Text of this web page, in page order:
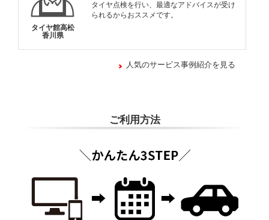
タイヤ館高松
香川県
タイヤ点検を行い、最適なアドバイスが受け
られるからおススメです。
人気のサービス事例紹介を見る
ご利用方法